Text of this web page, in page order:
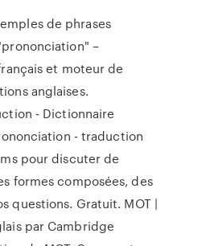
de phrases
–
et moteur de
anglaises.
- Dictionnaire
- traduction
pour discuter de
formes composées, des
questions. Gratuit. MOT |
par Cambridge